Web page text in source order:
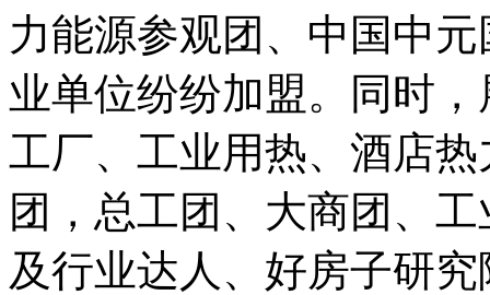
力能源参观团、中国中
业单位纷纷加盟。同时
工厂、工业用热、酒店
团，总工团、大商团、
及行业达人、好房子研